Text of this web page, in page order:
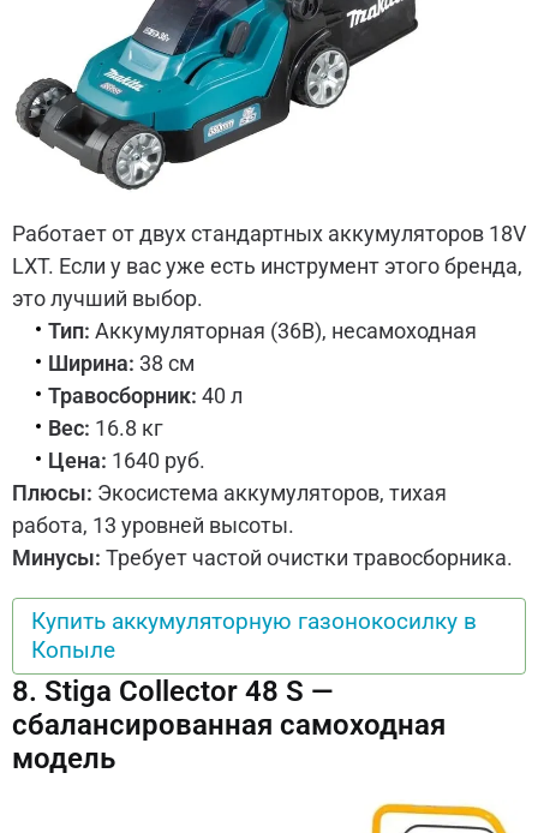
Работает от двух стандартных аккумуляторов 18V
LXT. Если у вас уже есть инструмент этого бренда,
это лучший выбор.
Тип: Аккумуляторная (36В), несамоходная
Ширина: 38 см
Травосборник: 40 л
Вес: 16.8 кг
Цена: 1640 руб.
Плюсы: Экосистема аккумуляторов, тихая
работа, 13 уровней высоты.
Минусы: Требует частой очистки травосборника.
Купить аккумуляторную газонокосилку в
Копыле
8. Stiga Collector 48 S —
сбалансированная самоходная
модель